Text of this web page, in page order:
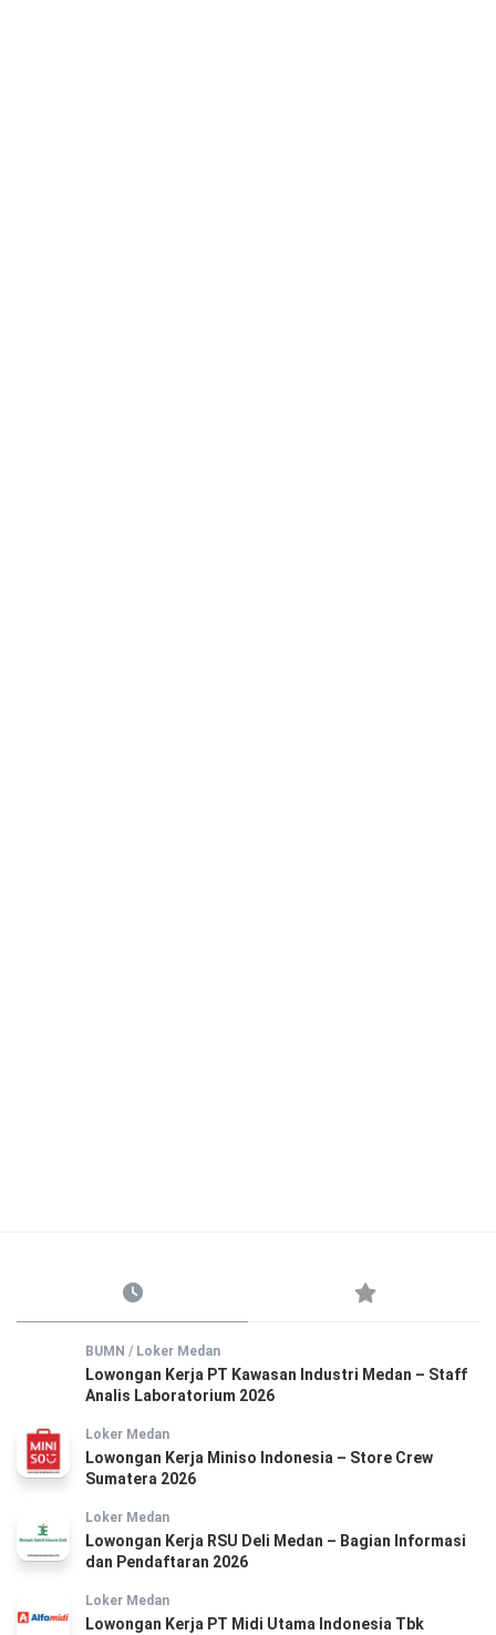
BUMN / Loker Medan
Lowongan Kerja PT Kawasan Industri Medan – Staff
Analis Laboratorium 2026
Loker Medan
Lowongan Kerja Miniso Indonesia – Store Crew
Sumatera 2026
Loker Medan
Lowongan Kerja RSU Deli Medan – Bagian Informasi
dan Pendaftaran 2026
Loker Medan
Lowongan Kerja PT Midi Utama Indonesia Tbk